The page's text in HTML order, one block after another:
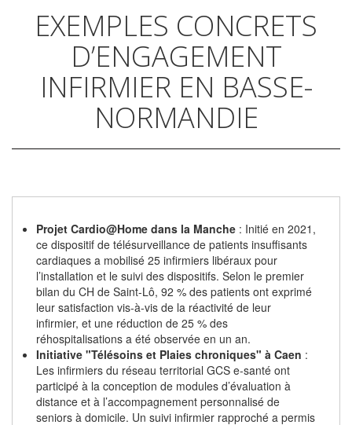
EXEMPLES CONCRETS
D’ENGAGEMENT
INFIRMIER EN BASSE-
NORMANDIE
Projet Cardio@Home dans la Manche : Initié en 2021,
ce dispositif de télésurveillance de patients insuffisants
cardiaques a mobilisé 25 infirmiers libéraux pour
l’installation et le suivi des dispositifs. Selon le premier
bilan du CH de Saint-Lô, 92 % des patients ont exprimé
leur satisfaction vis-à-vis de la réactivité de leur
infirmier, et une réduction de 25 % des
réhospitalisations a été observée en un an.
Initiative "Télésoins et Plaies chroniques" à Caen :
Les infirmiers du réseau territorial GCS e-santé ont
participé à la conception de modules d’évaluation à
distance et à l’accompagnement personnalisé de
seniors à domicile. Un suivi infirmier rapproché a permis